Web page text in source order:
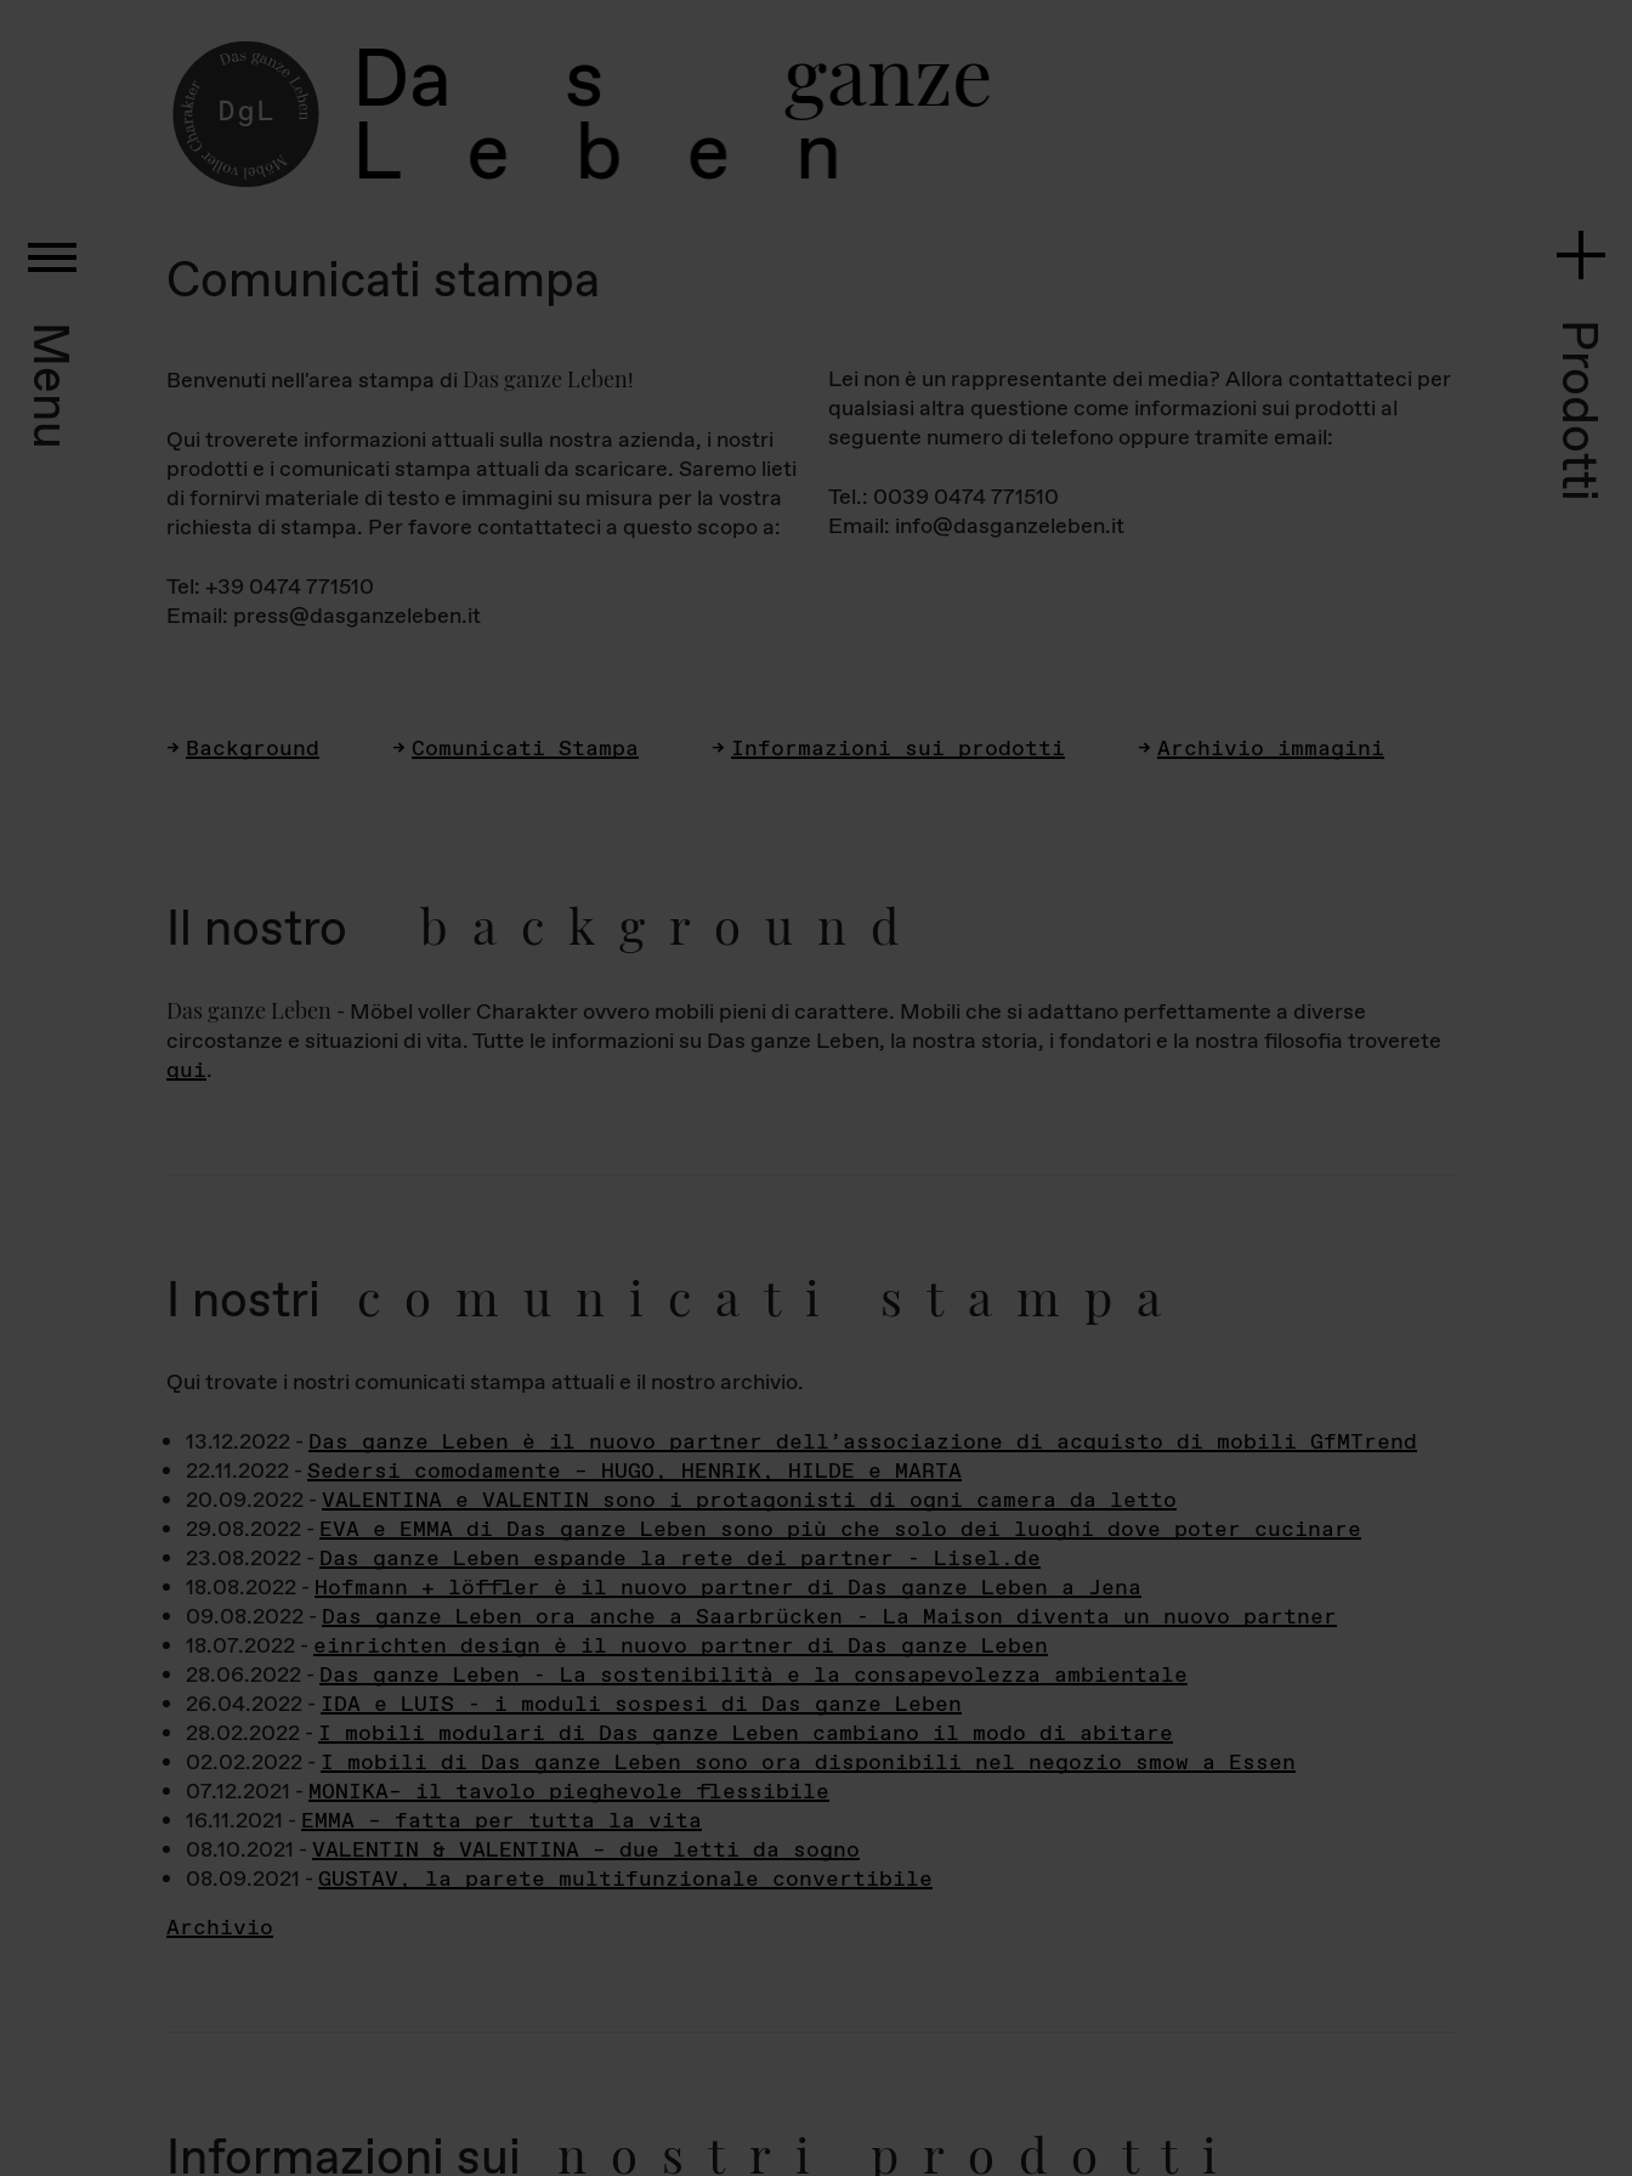
Da s ganz
L e b e
Menu Prodotti
Comunicati stampa
Benvenuti nell'area stampa di Das ganze Leben!
Qui troverete informazioni attuali sulla nostra azienda, i nostri
prodotti e i comunicati stampa attuali da scaricare. Saremo lieti
di fornirvi materiale di testo e immagini su misura per la vostra
richiesta di stampa. Per favore contattateci a questo scopo a:
Tel: +39 0474 771510
Email: press@dasganzeleben.it
Lei non è un rappresentante dei media? Allora contattateci per
qualsiasi altra questione come informazioni sui prodotti al
seguente numero di telefono oppure tramite email:
Tel.: 0039 0474 771510
Email: info@dasganzeleben.it
Background Comunicati Stampa Informazioni sui prodotti Archivio immagini
Il nostro background
Das ganze Leben - Möbel voller Charakter ovvero mobili pieni di carattere. Mobili che si adattano perfettamente a diverse
circostanze e situazioni di vita. Tutte le informazioni su Das ganze Leben, la nostra storia, i fondatori e la nostra filosofia troverete
qui.
I nostri comunicati stampa
Qui trovate i nostri comunicati stampa attuali e il nostro archivio.
13.12.2022 - Das ganze Leben è il nuovo partner dell’associazione di acquisto di mobili GfMTrend
22.11.2022 - Sedersi comodamente – HUGO, HENRIK, HILDE e MARTA
20.09.2022 - VALENTINA e VALENTIN sono i protagonisti di ogni camera da letto
29.08.2022 - EVA e EMMA di Das ganze Leben sono più che solo dei luoghi dove poter cucinare
23.08.2022 - Das ganze Leben espande la rete dei partner - Lisel.de
18.08.2022 - Hofmann + löffler è il nuovo partner di Das ganze Leben a Jena
09.08.2022 - Das ganze Leben ora anche a Saarbrücken - La Maison diventa un nuovo partner
18.07.2022 - einrichten design è il nuovo partner di Das ganze Leben
28.06.2022 - Das ganze Leben - La sostenibilità e la consapevolezza ambientale
26.04.2022 - IDA e LUIS - i moduli sospesi di Das ganze Leben
28.02.2022 - I mobili modulari di Das ganze Leben cambiano il modo di abitare
02.02.2022 - I mobili di Das ganze Leben sono ora disponibili nel negozio smow a Essen
07.12.2021 - MONIKA– il tavolo pieghevole flessibile
16.11.2021 - EMMA – fatta per tutta la vita
08.10.2021 - VALENTIN & VALENTINA – due letti da sogno
08.09.2021 - GUSTAV, la parete multifunzionale convertibile
Archivio
Informazioni sui nostri prodotti